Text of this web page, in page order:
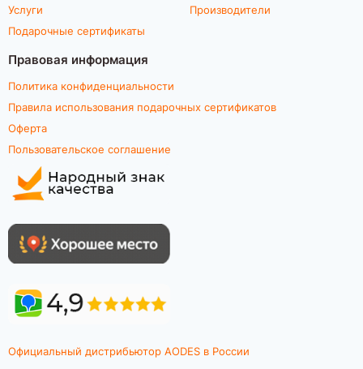
Услуги
Подарочные сертификаты
Производители
Правовая информация
Политика конфиденциальности
Правила использования подарочных сертификатов
Оферта
Пользовательское соглашение
Официальный дистрибьютор AODES в России